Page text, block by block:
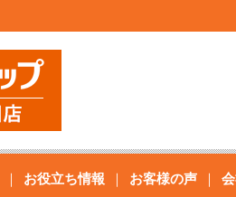
お役立ち情報 お客様の声